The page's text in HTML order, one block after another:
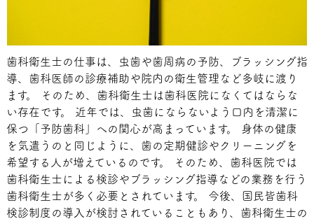
歯科衛生士の仕事は、虫歯や歯周病の予防、ブラッシング指
導、歯科医師の診療補助や院内の衛生管理など多岐に渡り
ます。 そのため、歯科衛生士は歯科医院になくてはならな
い存在です。 近年では、虫歯にならないよう口内を清潔に
保つ「予防歯科」への関心が高まっています。 身体の健康
を気遣うのと同じように、歯の定期健診やクリーニングを
希望する人が増えているのです。 そのため、歯科医院では
歯科衛生士による検診やブラッシング指導などの業務を行う
歯科衛生士が多く必要とされています。 今後、国民皆歯科
検診制度の導入が検討されていることもあり、歯科衛生士の